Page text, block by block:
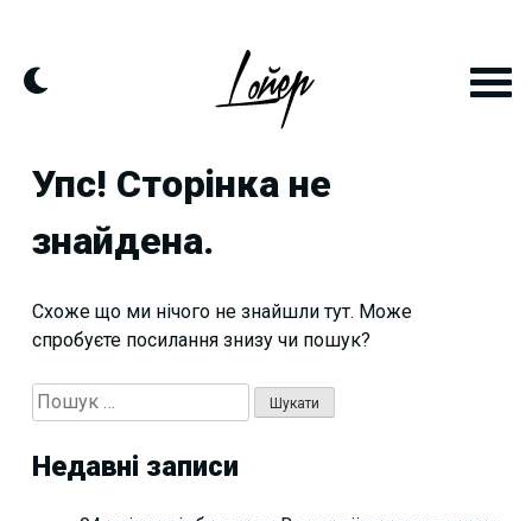
content
Упс! Сторінка не
знайдена.
Схоже що ми нічого не знайшли тут. Може
спробуєте посилання знизу чи пошук?
Пошук:
Недавні записи